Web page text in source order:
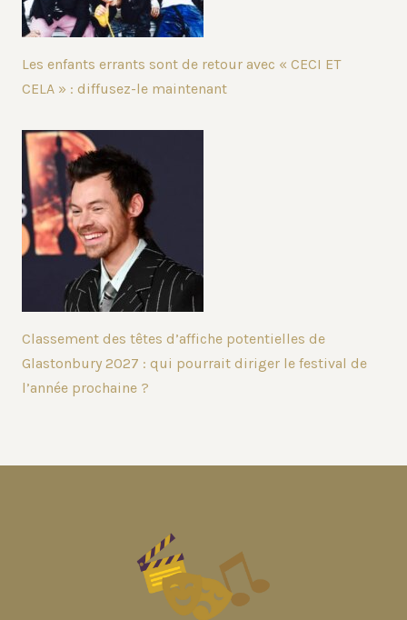
Les enfants errants sont de retour avec « CECI ET
CELA » : diffusez-le maintenant
Classement des têtes d’affiche potentielles de
Glastonbury 2027 : qui pourrait diriger le festival de
l’année prochaine ?